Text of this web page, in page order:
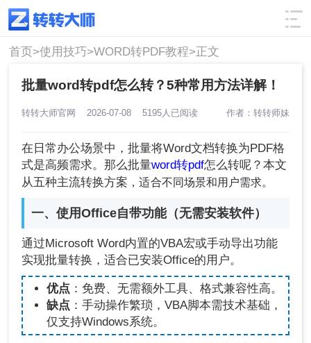
使用技巧 筛选
首页>使用技巧>WORD转PDF教程>正文
批量word转pdf怎么转？5种常用方法详解！
转转大师官网 2026-07-08 5195人已阅读 作者：转转师妹
在日常办公场景中，批量将Word文档转换为PDF格
式是高频需求。那么批量word转pdf怎么转呢？本文
从五种主流转换方案 ，适合不同场景和用户需求。
一、使用Office自带功能（无需安装软件）
通过Microsoft Word内置的VBA宏或手动导出功能
实现批量转换，适合已安装Office的用户。
优点 ：免费、无需额外工具、格式兼容性高。
缺点 ：手动操作繁琐，VBA脚本需技术基础，
仅支持Windows系统。